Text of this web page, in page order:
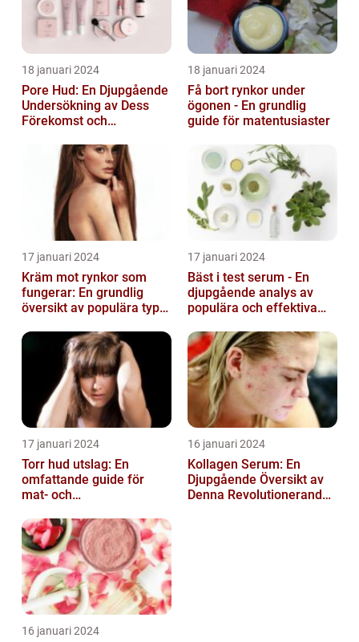
18 januari 2024
Pore Hud: En Djupgående
Undersökning av Dess
Förekomst och
18 januari 2024
Få bort rynkor under
ögonen - En grundlig
guide för matentusiaster
17 januari 2024
Kräm mot rynkor som
fungerar: En grundlig
översikt av populära typer
17 januari 2024
Bäst i test serum - En
djupgående analys av
populära och effektiva
17 januari 2024
Torr hud utslag: En
omfattande guide för
mat- och
16 januari 2024
Kollagen Serum: En
Djupgående Översikt av
Denna Revolutionerande
16 januari 2024